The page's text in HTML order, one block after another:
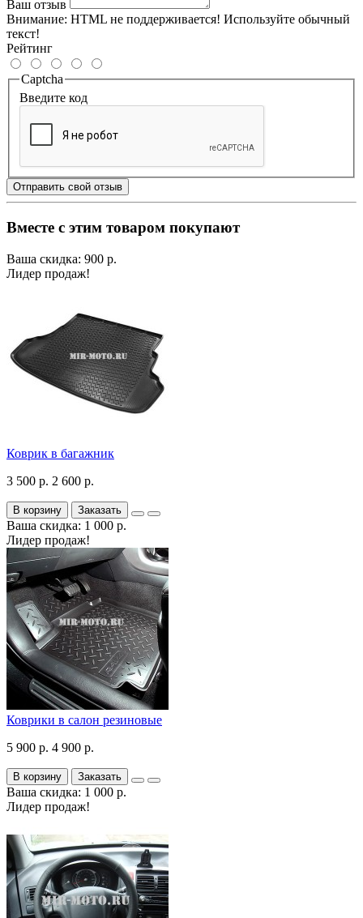
Ваш отзыв
Внимание: HTML не поддерживается! Используйте обычный
текст!
Рейтинг
Captcha
Введите код
Отправить свой отзыв
Вместе с этим товаром покупают
Ваша скидка: 900 р.
Лидер продаж!
Коврик в багажник
3 500 р. 2 600 р.
В корзину Заказать
Ваша скидка: 1 000 р.
Лидер продаж!
Коврики в салон резиновые
5 900 р. 4 900 р.
В корзину Заказать
Ваша скидка: 1 000 р.
Лидер продаж!